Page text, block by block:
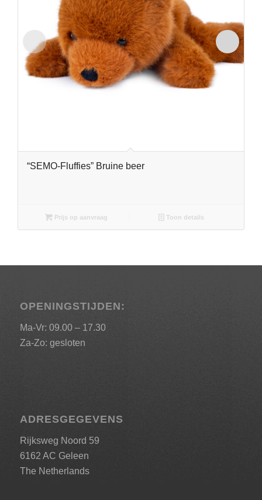
“SEMO-Fluffies” Bruine beer
Prijs op aanvraag Toon details
OPENINGSTIJDEN:
Ma-Vr: 09.00 – 17.30
Za-Zo: gesloten
ADRESGEGEVENS
Rijksweg Noord 59
6162 AC Geleen
The Netherlands